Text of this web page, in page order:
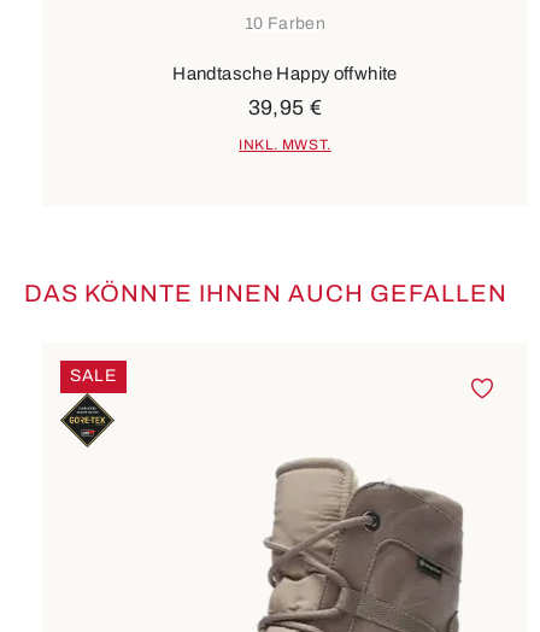
10 Farben
Handtasche Happy offwhite
39,95 €
INKL. MWST.
Produktgalerie überspringen
DAS KÖNNTE IHNEN AUCH GEFALLEN
SALE